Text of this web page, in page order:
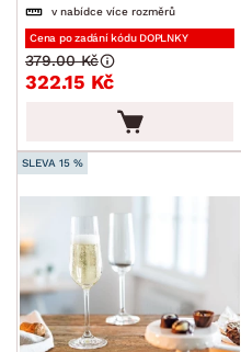
v nabídce více rozměrů
Cena po zadání kódu DOPLNKY
322.15 Kč
379.00 Kč
SLEVA 15 %